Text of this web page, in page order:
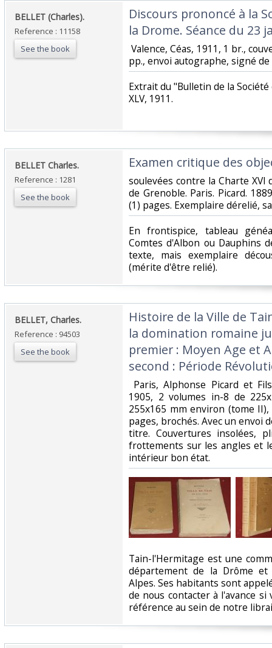
‎BELLET (Charles).‎
Reference : 11158
See the book
‎Discours prononcé à la
la Drome. Séance du 23
Valence, Céas, 1911, 1 br.,
pp., envoi autographe, signé de
‎Extrait du "Bulletin de la
XLV, 1911. ‎
‎BELLET Charles.‎
Reference : 1281
See the book
‎Examen critique des
‎soulevées contre la Charte XVI
de Grenoble. Paris. Picard.
(1) pages. Exemplaire dérelié,
‎En frontispice, tableau
Comtes d'Albon ou Dauphins
texte, mais exemplaire
(mérite d'être relié).‎
‎BELLET, Charles.‎
Reference : 94503
See the book
‎Histoire de la Ville de
la domination romaine
premier : Moyen Age et
second : Période
Paris, Alphonse Picard et
1905, 2 volumes in-8 de
255x165 mm environ (tome
pages, brochés. Avec un envoi
titre. Couvertures insolées,
frottements sur les angles et
intérieur bon état.‎
‎Tain-l'Hermitage est une
département de la Drôme et
Alpes. Ses habitants sont
de nous contacter à l'avance
référence au sein de notre